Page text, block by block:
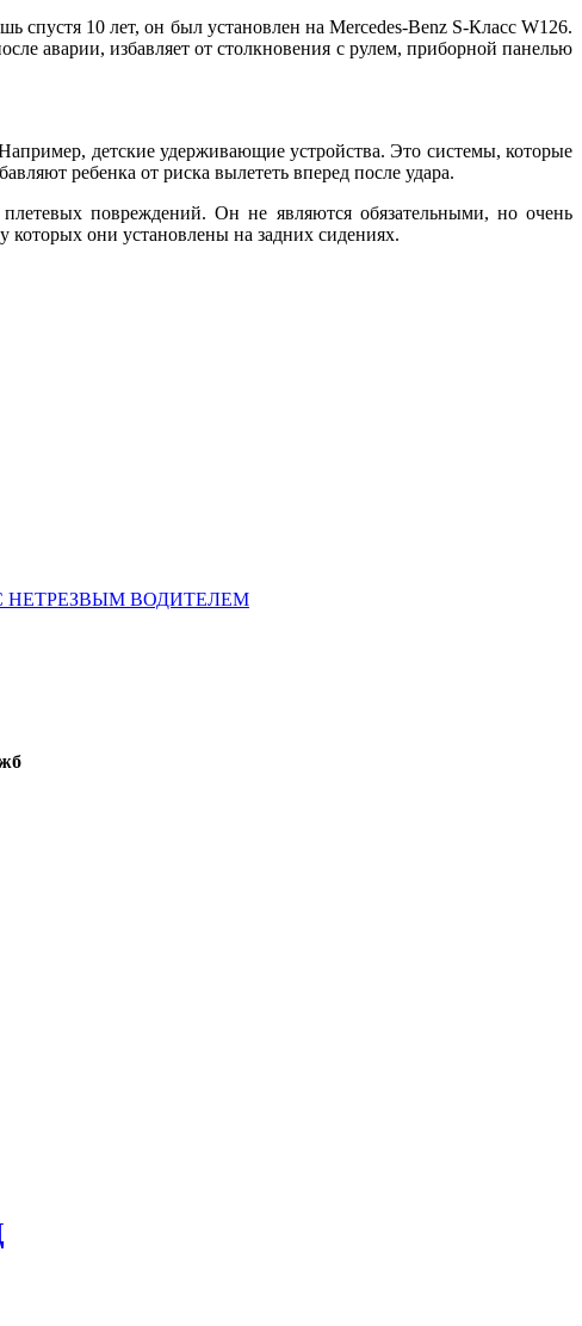
спустя 10 лет, он был установлен на Mercedes-Benz S-Класс W126.
аварии, избавляет от столкновения с рулем, приборной панелью
детские удерживающие устройства. Это системы, которые
ребенка от риска вылететь вперед после удара.
повреждений. Он не являются обязательными, но очень
они установлены на задних сидениях.
НЕТРЕЗВЫМ ВОДИТЕЛЕМ